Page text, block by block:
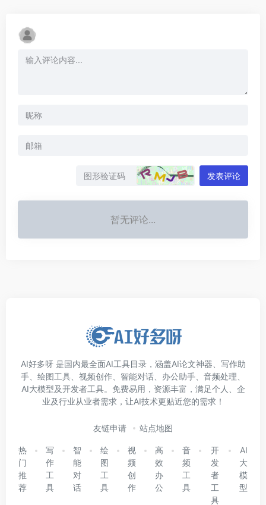
发表评论
暂无评论...
AI好多呀 是国内最全面AI工具目录，涵盖AI论文神器、写作助
手、绘图工具、视频创作、智能对话、办公助手、音频处理、
AI大模型及开发者工具。免费易用，资源丰富，满足个人、企
业及行业从业者需求，让AI技术更贴近您的需求！
友链申请 站点地图
热
门
推
荐
写
作
工
具
智
能
对
话
绘
图
工
具
视
频
创
作
高
效
办
公
音
频
工
具
开
发
者
工
具
AI
大
模
型